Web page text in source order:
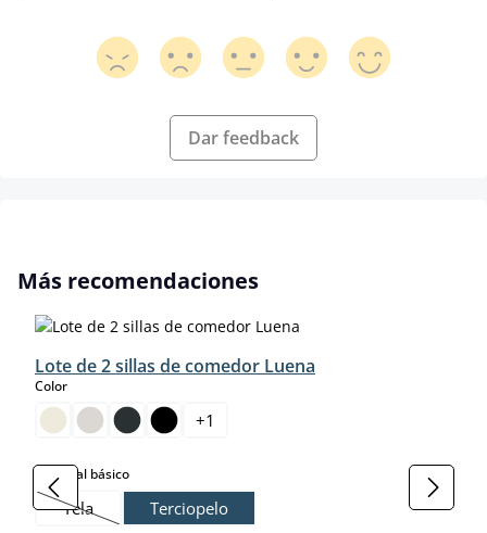
Dar feedback
Omitir la galería de productos
Más recomendaciones
Lote de 2 sillas de comedor Luena
Colorselect
+1
Material básicoselect
Tela
(Esta opción no está disponible en este momento.)
Terciopelo